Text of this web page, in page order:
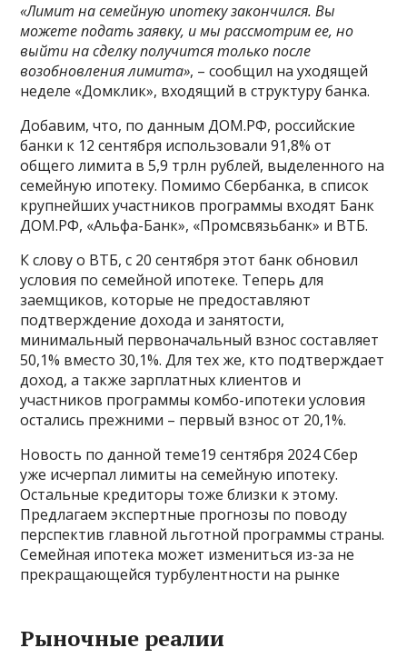
«Лимит на семейную ипотеку закончился. Вы
можете подать заявку, и мы рассмотрим ее, но
выйти на сделку получится только после
возобновления лимита», – сообщил на уходящей
неделе «Домклик», входящий в структуру банка.
Добавим, что, по данным ДOМ.РФ, российские
банки к 12 сентября использовали 91,8% от
общего лимита в 5,9 трлн рублей, выделенного на
семейную ипотеку. Помимо Сбербанка, в список
крупнейших участников программы входят Банк
ДОМ.РФ, «Альфа-Банк», «Промсвязьбанк» и ВТБ.
К слову о ВТБ, с 20 сентября этот банк обновил
условия по семейной ипотеке. Теперь для
заемщиков, которые не предоставляют
подтверждение дохода и занятости,
минимальный первоначальный взнос составляет
50,1% вместо 30,1%. Для тех же, кто подтверждает
доход, а также зарплатных клиентов и
участников программы комбо-ипотеки условия
остались прежними – первый взнос от 20,1%.
Новость по данной теме19 сентября 2024 Сбер
уже исчерпал лимиты на семейную ипотеку.
Остальные кредиторы тоже близки к этому.
Предлагаем экспертные прогнозы по поводу
перспектив главной льготной программы страны.
Семейная ипотека может измениться из-за не
прекращающейся турбулентности на рынке
Рыночные реалии